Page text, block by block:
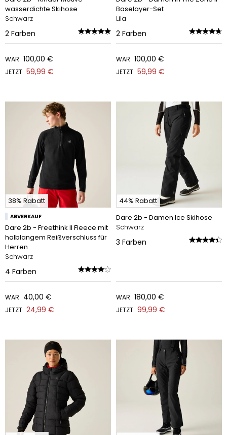
wasserdichte Skihose
Schwarz
2 Farben
WAR 100,00 €
JETZT 59,99 €
Baselayer-Set
Lila
2 Farben
WAR 100,00 €
JETZT 59,99 €
38% Rabatt
ABVERKAUF
Dare 2b - Freethink II Fleece mit
halblangem Reißverschluss für
Herren
Schwarz
4 Farben
WAR 40,00 €
JETZT 24,99 €
44% Rabatt
Dare 2b - Damen Ice Skihose
Schwarz
3 Farben
WAR 180,00 €
JETZT 99,99 €